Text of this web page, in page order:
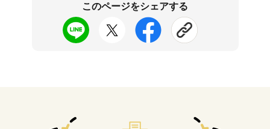
このページをシェアする